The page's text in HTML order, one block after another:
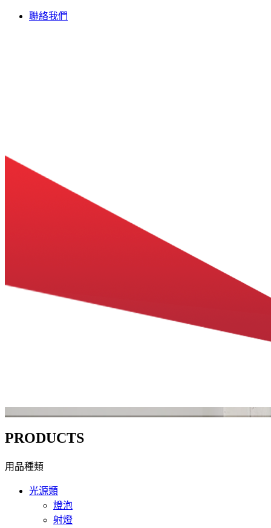
聯絡我們
PRODUCTS
用品種類
光源類
燈泡
射燈